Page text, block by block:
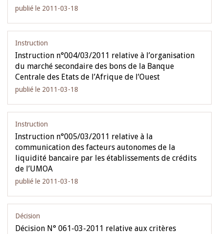
publié le 2011-03-18
Instruction
Instruction n°004/03/2011 relative à l’organisation
du marché secondaire des bons de la Banque
Centrale des Etats de l’Afrique de l’Ouest
publié le 2011-03-18
Instruction
Instruction n°005/03/2011 relative à la
communication des facteurs autonomes de la
liquidité bancaire par les établissements de crédits
de l’UMOA
publié le 2011-03-18
Décision
Décision N° 061-03-2011 relative aux critères